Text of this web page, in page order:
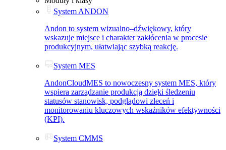
System ANDON
Andon to system wizualno–dźwiękowy, który
wskazuje miejsce i charakter zakłócenia w procesie
produkcyjnym, ułatwiając szybką reakcję.
System MES
AndonCloudMES to nowoczesny system MES, który
wspiera zarządzanie produkcją dzięki śledzeniu
statusów stanowisk, podglądowi zleceń i
monitorowaniu kluczowych wskaźników efektywności
(KPI).
System CMMS